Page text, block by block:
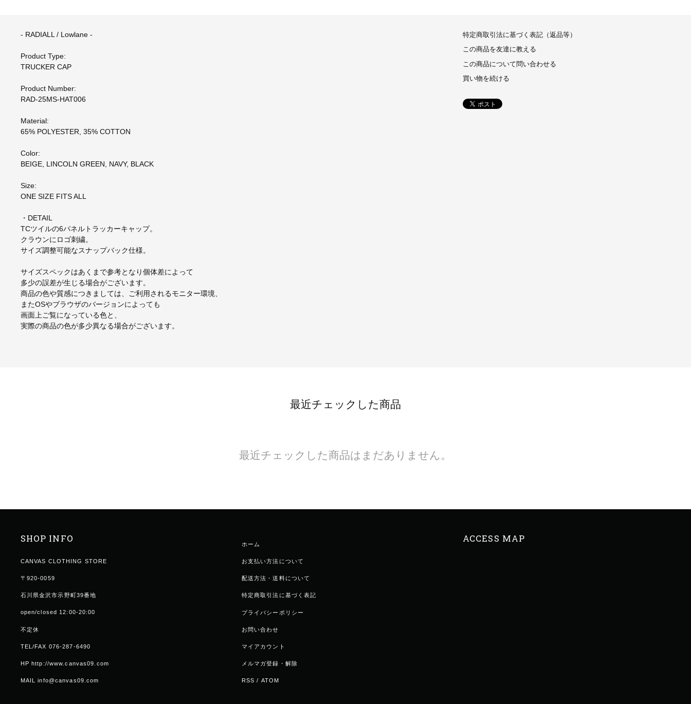
- RADIALL / Lowlane -
Product Type:
TRUCKER CAP
Product Number:
RAD-25MS-HAT006
Material:
65% POLYESTER, 35% COTTON
Color:
BEIGE, LINCOLN GREEN, NAVY, BLACK
Size:
ONE SIZE FITS ALL
・DETAIL
TCツイルの6パネルトラッカーキャップ。
クラウンにロゴ刺繍。
サイズ調整可能なスナップバック仕様。
サイズスペックはあくまで参考となり個体差によって
多少の誤差が生じる場合がございます。
商品の色や質感につきましては、ご利用されるモニター環境、
またOSやブラウザのバージョンによっても
画面上ご覧になっている色と、
実際の商品の色が多少異なる場合がございます。
特定商取引法に基づく表記（返品等）
この商品を友達に教える
この商品について問い合わせる
買い物を続ける
最近チェックした商品
最近チェックした商品はまだありません。
SHOP INFO
CANVAS CLOTHING STORE
〒920-0059
石川県金沢市示野町39番地
open/closed 12:00-20:00
不定休
TEL/FAX 076-287-6490
HP http://www.canvas09.com
MAIL info@canvas09.com
ホーム
お支払い方法について
配送方法・送料について
特定商取引法に基づく表記
プライバシーポリシー
お問い合わせ
マイアカウント
メルマガ登録・解除
RSS / ATOM
ACCESS MAP